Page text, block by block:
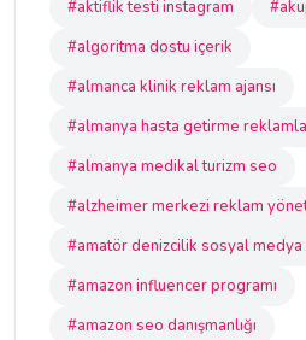
#aktiflik testi instagram
#algoritma dostu içerik
#almanca klinik reklam ajansı
#almanya hasta getirme
#almanya medikal turizm seo
#alzheimer merkezi reklam
#amatör denizcilik sosyal medya
#amazon influencer programı
#amazon seo danışmanlığı